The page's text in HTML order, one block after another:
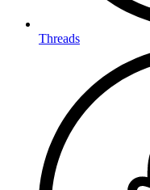
Threads